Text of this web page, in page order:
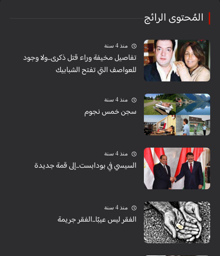
المُحتوى الرائج
منذ 4 سنة
تفاصيل مخيفة وراء قتل ذكرى...ولا وجود
للعواصف التي تفتح الشبابيك
منذ 4 سنة
سجن خمس نجوم
منذ 4 سنة
السيسي في بودابست...إلى قمة جديدة
منذ 4 سنة
الفقر ليس عيبًا...الفقر جريمة